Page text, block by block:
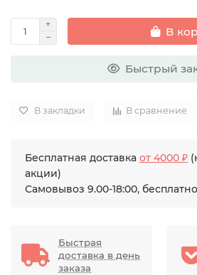
В
Быстрый
В закладки В сравнение
Бесплатная доставка от 4000 ₽
акции)
Самовывоз 9.00-18:00, бесплатно
Быстрая
доставка в день
заказа